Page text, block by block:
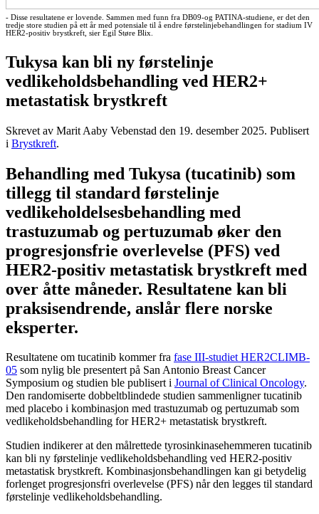
- Disse resultatene er lovende. Sammen med funn fra DB09-og PATINA-studiene, er det den
tredje store studien på ett år med potensiale til å endre førstelinjebehandlingen for stadium IV
HER2-positiv brystkreft, sier Egil Støre Blix.
Tukysa kan bli ny førstelinje
vedlikeholdsbehandling ved HER2+
metastatisk brystkreft
Skrevet av Marit Aaby Vebenstad den 19. desember 2025. Publisert
i Brystkreft.
Behandling med Tukysa (tucatinib) som
tillegg til standard førstelinje
vedlikeholdelsesbehandling med
trastuzumab og pertuzumab øker den
progresjonsfrie overlevelse (PFS) ved
HER2-positiv metastatisk brystkreft med
over åtte måneder. Resultatene kan bli
praksisendrende, anslår flere norske
eksperter.
Resultatene om tucatinib kommer fra fase III-studiet HER2CLIMB-
05 som nylig ble presentert på San Antonio Breast Cancer
Symposium og studien ble publisert i Journal of Clinical Oncology.
Den randomiserte dobbeltblindede studien sammenligner tucatinib
med placebo i kombinasjon med trastuzumab og pertuzumab som
vedlikeholdsbehandling for HER2+ metastatisk brystkreft.
Studien indikerer at den målrettede tyrosinkinasehemmeren tucatinib
kan bli ny førstelinje vedlikeholdsbehandling ved HER2-positiv
metastatisk brystkreft. Kombinasjonsbehandlingen kan gi betydelig
forlenget progresjonsfri overlevelse (PFS) når den legges til standard
førstelinje vedlikeholdsbehandling.